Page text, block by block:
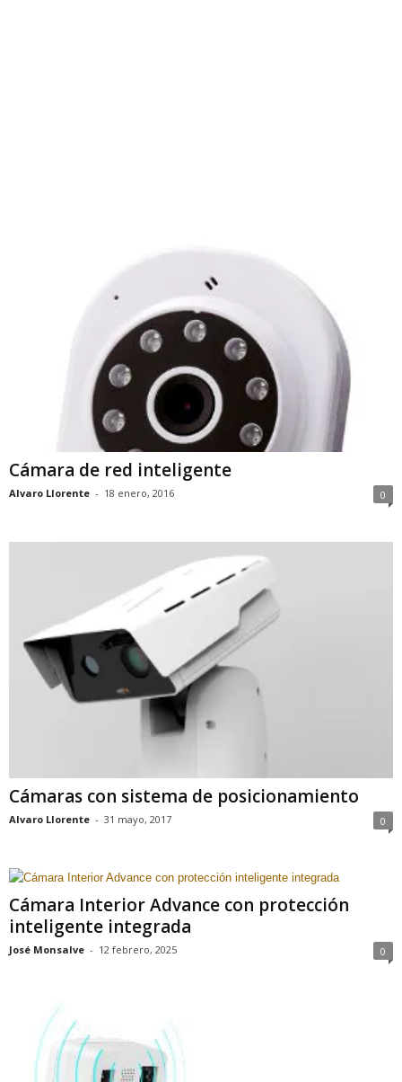
Cámara de red inteligente
Alvaro Llorente - 18 enero, 2016 0
Cámaras con sistema de posicionamiento
Alvaro Llorente - 31 mayo, 2017 0
Cámara Interior Advance con protección
inteligente integrada
José Monsalve - 12 febrero, 2025 0